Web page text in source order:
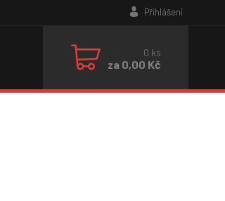
Přihlášení
0 ks
za 0,00 Kč